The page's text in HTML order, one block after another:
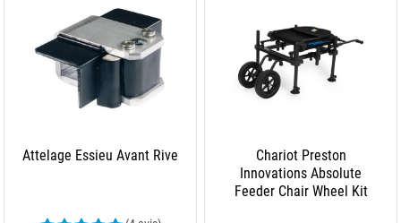
Attelage Essieu Avant Rive
Chariot Preston
Innovations Absolute
Feeder Chair Wheel Kit